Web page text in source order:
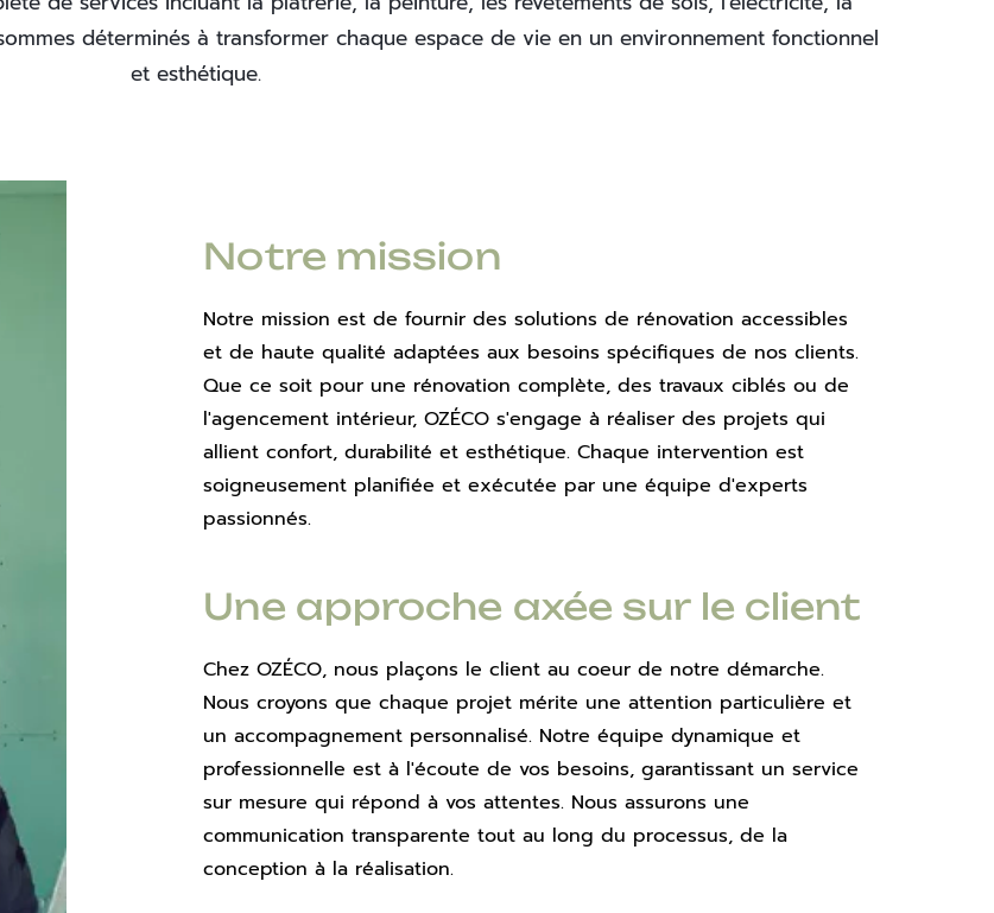
déterminés à transformer chaque espace de vie en un environnement fonctionnel
et esthétique.
Notre mission
Notre mission est de fournir des solutions de rénovation accessibles
et de haute qualité adaptées aux besoins spécifiques de nos clients.
Que ce soit pour une rénovation complète, des travaux ciblés ou de
l'agencement intérieur, OZÉCO s'engage à réaliser des projets qui
allient confort, durabilité et esthétique. Chaque intervention est
soigneusement planifiée et exécutée par une équipe d'experts
passionnés.
Une approche axée sur le client
Chez OZÉCO, nous plaçons le client au coeur de notre démarche.
Nous croyons que chaque projet mérite une attention particulière et
un accompagnement personnalisé. Notre équipe dynamique et
professionnelle est à l'écoute de vos besoins, garantissant un service
sur mesure qui répond à vos attentes. Nous assurons une
communication transparente tout au long du processus, de la
conception à la réalisation.